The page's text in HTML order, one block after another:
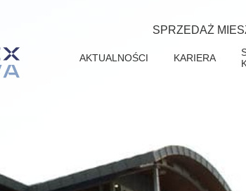
AKTUALNOŚCI KARIERA
SPRZEDAŻ